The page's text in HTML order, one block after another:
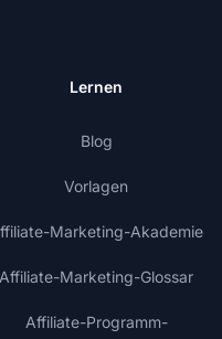
Lernen
Blog
Vorlagen
Marketing-Akademie
Affiliate-Marketing-Glossar
Affiliate-Programm-